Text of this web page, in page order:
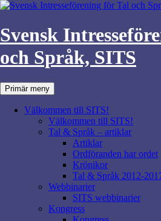
Svensk
och Språk, SITS
SökPrimär meny
till
innehåll
Välkommen till SITS!
Välkommen till SITS!
Tal & Språk – artiklar
Artiklar
Ordföranden har ordet
Krönikor
Tal & Språk 2012-
Webbinarier
SITS webbinarier
Kongress